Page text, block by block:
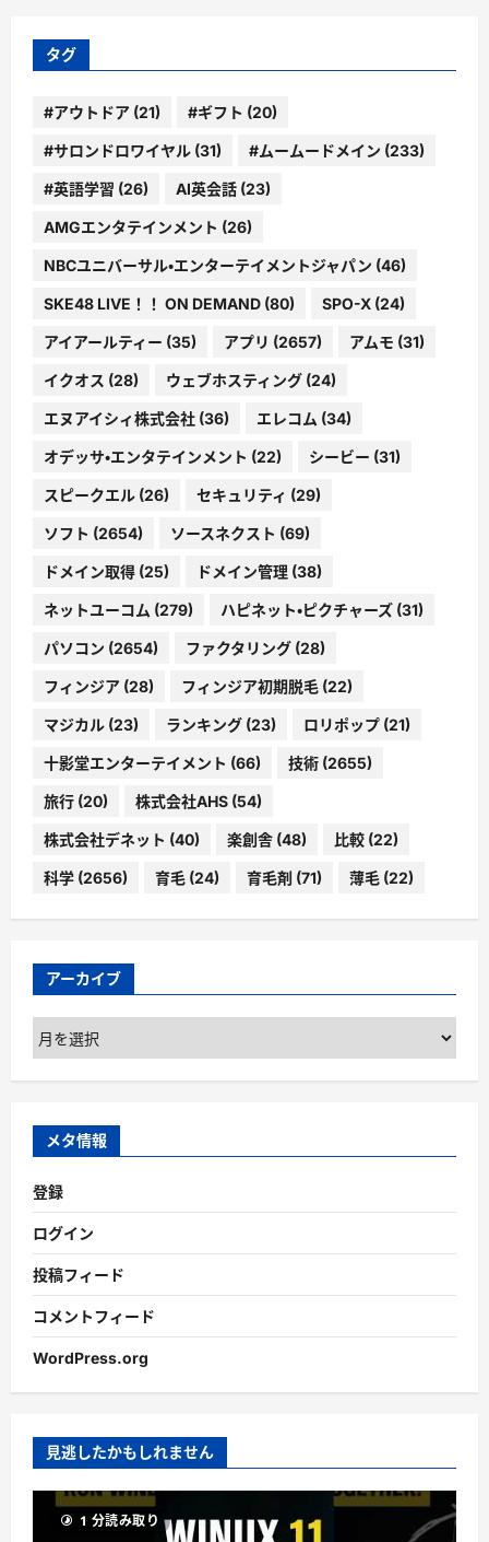
ー
タグ
#アウトドア (21) #ギフト (20)
#サロンドロワイヤル (31) #ムームードメイン (233)
#英語学習 (26) AI英会話 (23)
AMGエンタテインメント (26)
NBCユニバーサル・エンターテイメントジャパン (46)
SKE48 LIVE！！ ON DEMAND (80) SPO-X (24)
アイアールティー (35) アプリ (2657) アムモ (31)
イクオス (28) ウェブホスティング (24)
エヌアイシィ株式会社 (36) エレコム (34)
オデッサ・エンタテインメント (22) シービー (31)
スピークエル (26) セキュリティ (29)
ソフト (2654) ソースネクスト (69)
ドメイン取得 (25) ドメイン管理 (38)
ネットユーコム (279) ハピネット・ピクチャーズ (31)
パソコン (2654) ファクタリング (28)
フィンジア (28) フィンジア初期脱毛 (22)
マジカル (23) ランキング (23) ロリポップ (21)
十影堂エンターテイメント (66) 技術 (2655)
旅行 (20) 株式会社AHS (54)
株式会社デネット (40) 楽創舎 (48) 比較 (22)
科学 (2656) 育毛 (24) 育毛剤 (71) 薄毛 (22)
アーカイブ
ア
ー
カ
ブ
メタ情報
登録
ログイン
投稿フィード
コメントフィード
WordPress.org
見逃したかもしれません
1 分読み取り